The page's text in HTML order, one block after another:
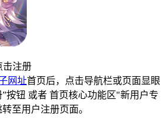
击注册
网址首页后，点击导航栏或页面显眼
”按钮 或者 首页核心功能区"新用户专
至用户注册页面。